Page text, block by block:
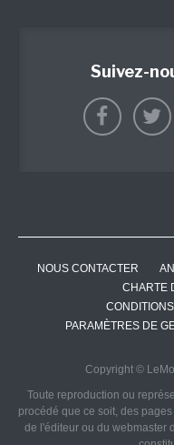
Suivez-
NOUS CONTACTER
CHARTE
PARAMÈTRES DE
Copyright ©
Toute reproduction ou
procédé que ce soit, des
de l'éditeur ou du webmaster